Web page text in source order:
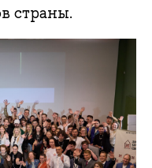
страны.